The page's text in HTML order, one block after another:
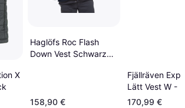
X
Haglöfs Roc Flash
Down Vest Schwarz
158,90 €
Fjällräven
Lätt Vest W -
Green
170,99 €